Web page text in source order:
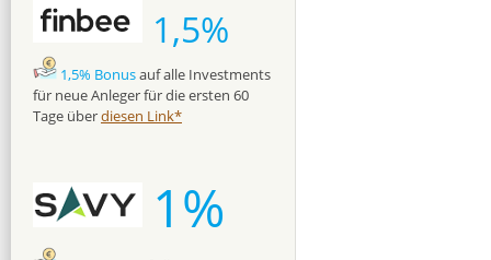
1,5%
1,5% Bonusauf alle Investments
für neue Anleger für die ersten 60
Tage überdiesen Link*
1%